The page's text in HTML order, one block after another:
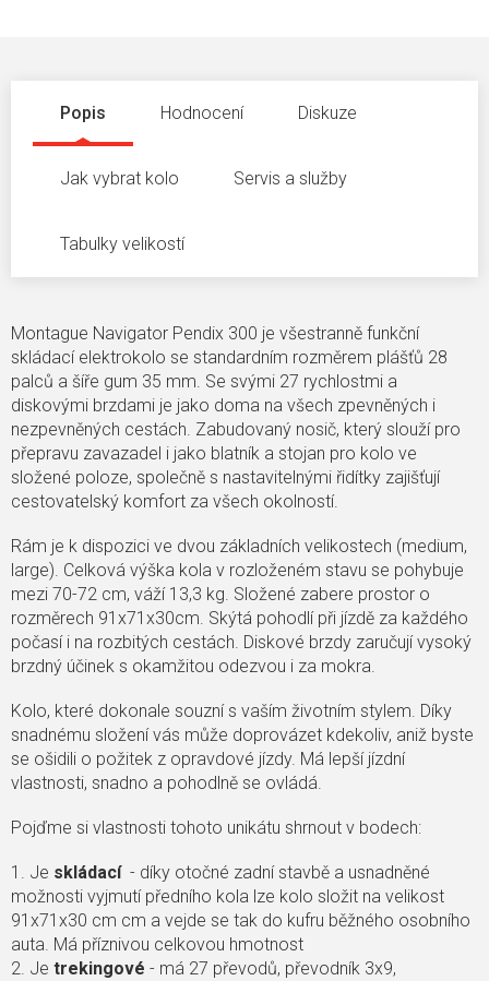
Popis Hodnocení Diskuze
Jak vybrat kolo Servis a služby
Tabulky velikostí
Montague Navigator Pendix 300 je všestranně funkční
skládací elektrokolo se standardním rozměrem plášťů 28
palců a šíře gum 35 mm. Se svými 27 rychlostmi a
diskovými brzdami je jako doma na všech zpevněných i
nezpevněných cestách. Zabudovaný nosič, který slouží pro
přepravu zavazadel i jako blatník a stojan pro kolo ve
složené poloze, společně s nastavitelnými řidítky zajišťují
cestovatelský komfort za všech okolností.
Rám je k dispozici ve dvou základních velikostech (medium,
large). Celková výška kola v rozloženém stavu se pohybuje
mezi 70-72 cm, váží 13,3 kg. Složené zabere prostor o
rozměrech 91x71x30cm. Skýtá pohodlí při jízdě za každého
počasí i na rozbitých cestách. Diskové brzdy zaručují vysoký
brzdný účinek s okamžitou odezvou i za mokra.
Kolo, které dokonale souzní s vaším životním stylem. Díky
snadnému složení vás může doprovázet kdekoliv, aniž byste
se ošidili o požitek z opravdové jízdy. Má lepší jízdní
vlastnosti, snadno a pohodlně se ovládá.
Pojďme si vlastnosti tohoto unikátu shrnout v bodech:
1. Je skládací- díky otočné zadní stavbě a usnadněné
možnosti vyjmutí předního kola lze kolo složit na velikost
91x71x30 cm cm a vejde se tak do kufru běžného osobního
auta. Má příznivou celkovou hmotnost
2. Je trekingové - má 27 převodů, převodník 3x9,